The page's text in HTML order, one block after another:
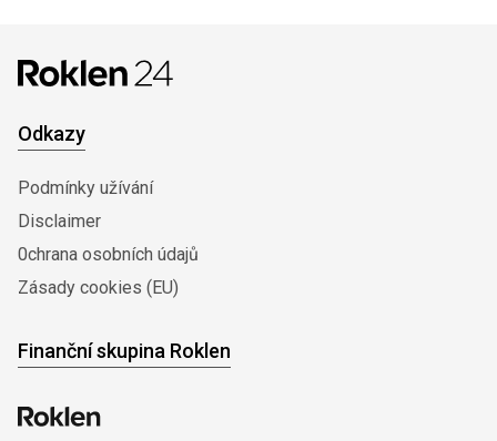
Odkazy
Podmínky užívání
Disclaimer
0chrana osobních údajů
Zásady cookies (EU)
Finanční skupina Roklen